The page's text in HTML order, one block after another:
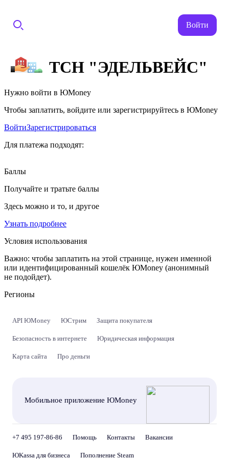
Войти
ТСН "ЭДЕЛЬВЕЙС"
Нужно войти в ЮMoney
Чтобы заплатить, войдите или зарегистрируйтесь в ЮMoney
ВойтиЗарегистрироваться
Для платежа подходят:
Баллы
Получайте и тратьте баллы
Здесь можно и то, и другое
Узнать подробнее
Условия использования
Важно: чтобы заплатить на этой странице, нужен именной
или идентифицированный кошелёк ЮMoney (анонимный
не подойдет).
Регионы
API ЮMoney ЮСтрим Защита покупателя
Безопасность в интернете Юридическая информация
Карта сайта Про деньги
Мобильное приложение ЮMoney
+7 495 197-86-86 Помощь Контакты Вакансии
ЮKassa для бизнеса Пополнение Steam